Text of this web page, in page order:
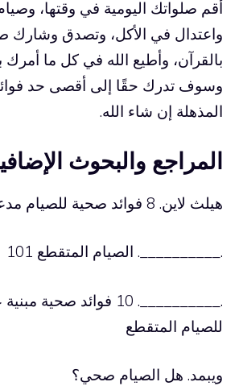
أقم صلواتك اليومية في وقتها،
واعتدال في الأكل، وتصدق وشارك
بالقرآن، وأطيع الله في كل ما
وسوف تدرك حقًا إلى أقصى حد
المذهلة إن شاء الله.
المراجع والبحوث
هيلث لاين. 8 فوائد صحية للصيام مدعومة بالعلم
.__________. الصيام المتقطع 101
.__________. 10 فوائد صحية
للصيام المتقطع
ويبمد. هل الصيام صحي؟